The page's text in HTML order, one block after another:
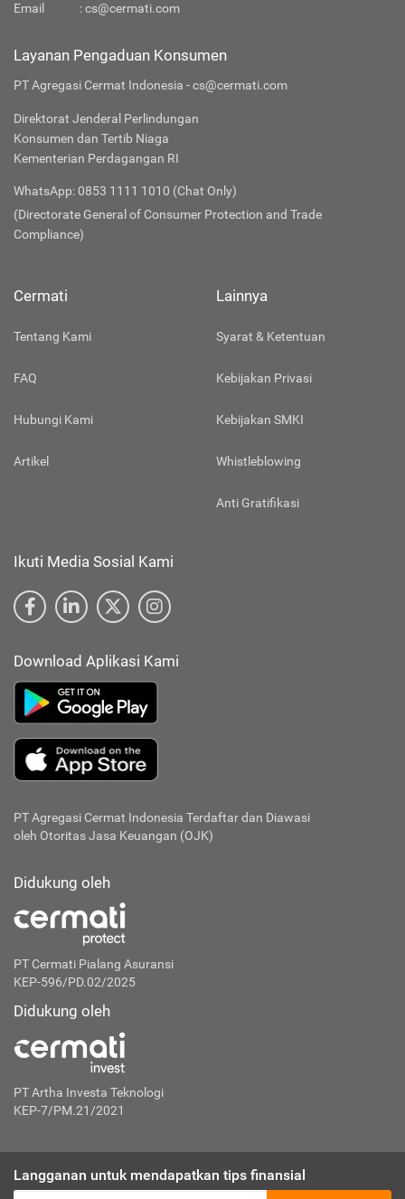
Email
:cs@cermati.com
Layanan Pengaduan Konsumen
PT Agregasi Cermat Indonesia - cs@cermati.com
Direktorat Jenderal Perlindungan
Konsumen dan Tertib Niaga
Kementerian Perdagangan RI
WhatsApp: 0853 1111 1010 (Chat Only)
(Directorate General of Consumer Protection and Trade
Compliance)
Cermati
Tentang Kami
FAQ
Hubungi Kami
Artikel
Lainnya
Syarat & Ketentuan
Kebijakan Privasi
Kebijakan SMKI
Whistleblowing
Anti Gratifikasi
Ikuti Media Sosial Kami
Download Aplikasi Kami
PT Agregasi Cermat Indonesia Terdaftar dan Diawasi
oleh Otoritas Jasa Keuangan (OJK)
Didukung oleh
PT Cermati Pialang Asuransi
KEP-596/PD.02/2025
Didukung oleh
PT Artha Investa Teknologi
KEP-7/PM.21/2021
Langganan untuk mendapatkan tips finansial